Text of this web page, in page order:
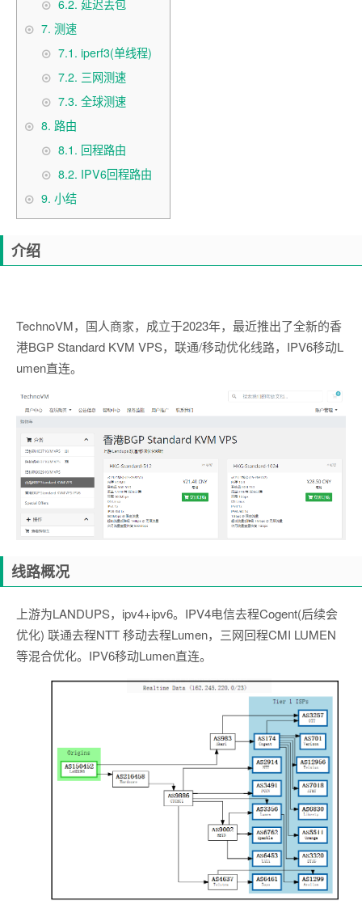
6.2. 延迟丢包
7. 测速
7.1. iperf3(单线程)
7.2. 三网测速
7.3. 全球测速
8. 路由
8.1. 回程路由
8.2. IPV6回程路由
9. 小结
介绍
TechnoVM，国人商家，成立于2023年，最近推出了全新的香
港BGP Standard KVM VPS，联通/移动优化线路，IPV6移动L
umen直连。
线路概况
上游为LANDUPS，ipv4+ipv6。IPV4电信去程Cogent(后续会
优化) 联通去程NTT 移动去程Lumen，三网回程CMI LUMEN
等混合优化。IPV6移动Lumen直连。